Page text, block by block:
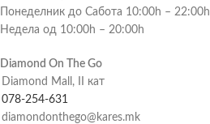
Понеделник до Сабота 10:00h – 22:00h
Недела од 10:00h – 20:00h
Diamond On The Go
Diamond Mall, II кат
078-254-631
diamondonthego@kares.mk